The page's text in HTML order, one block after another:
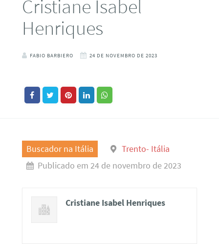
Cristiane Isabel
Henriques
FABIO BARBIERO 24 DE NOVEMBRO DE 2023
Buscador na Itália
Trento- Itália
Publicado em 24 de novembro de 2023
Cristiane Isabel Henriques